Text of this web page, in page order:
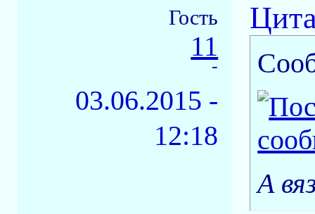
Гость
11
-
03.06.2015 -
12:18
А